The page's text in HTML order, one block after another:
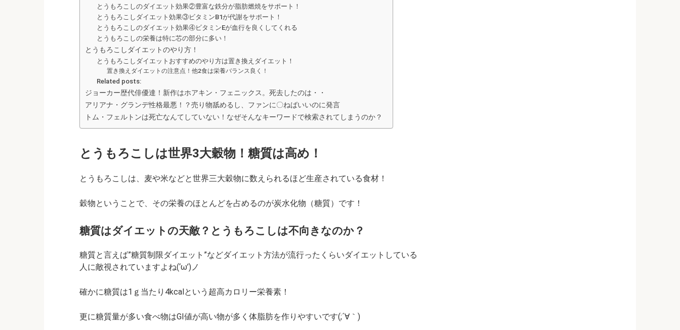
とうもろこしのダイエット効果②豊富な鉄分が脂肪燃焼をサポート！
とうもろこしダイエット効果③ビタミンB1が代謝をサポート！
とうもろこしのダイエット効果④ビタミンEが血行を良くしてくれる
とうもろこしの栄養は特に芯の部分に多い！
とうもろこしダイエットのやり方！
とうもろこしダイエットおすすめのやり方は置き換えダイエット！
置き換えダイエットの注意点！他2食は栄養バランス良く！
Related posts:
ジョーカー歴代俳優達！新作はホアキン・フェニックス。死去したのは・・
アリアナ・グランデ性格最悪！？売り物舐めるし、ファンに〇ねばいいのに発言
トム・フェルトンは死亡なんてしていない！なぜそんなキーワードで検索されてしまうのか？
とうもろこしは世界3大穀物！糖質は高め！
とうもろこしは、麦や米などと世界三大穀物に数えられるほど生産されている食材！
穀物ということで、その栄養のほとんどを占めるのが炭水化物（糖質）です！
糖質はダイエットの天敵？とうもろこしは不向きなのか？
糖質と言えば”糖質制限ダイエット”などダイエット方法が流行ったくらいダイエットしている
人に敵視されていますよね(‘ω’)ノ
確かに糖質は1ｇ当たり4kcalという超高カロリー栄養素！
更に糖質量が多い食べ物はGI値が高い物が多く体脂肪を作りやすいです(;´∀｀)